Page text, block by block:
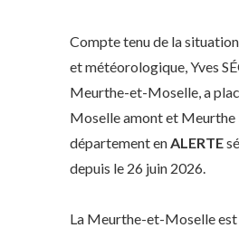
Compte tenu de la
et météorologique, Yves
Meurthe-et-Moselle, a
Moselle amont et Meurthe
département en ALERTE
depuis le 26 juin 2026.
La Meurthe-et-Moselle est